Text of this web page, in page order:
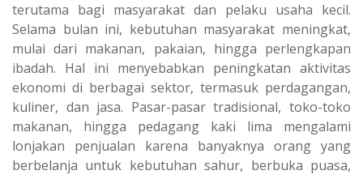
terutama bagi masyarakat dan pelaku usaha kecil.
Selama bulan ini, kebutuhan masyarakat meningkat,
mulai dari makanan, pakaian, hingga perlengkapan
ibadah. Hal ini menyebabkan peningkatan aktivitas
ekonomi di berbagai sektor, termasuk perdagangan,
kuliner, dan jasa. Pasar-pasar tradisional, toko-toko
makanan, hingga pedagang kaki lima mengalami
lonjakan penjualan karena banyaknya orang yang
berbelanja untuk kebutuhan sahur, berbuka puasa,